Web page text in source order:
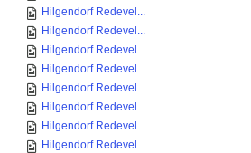
Hilgendorf Redevel...
Hilgendorf Redevel...
Hilgendorf Redevel...
Hilgendorf Redevel...
Hilgendorf Redevel...
Hilgendorf Redevel...
Hilgendorf Redevel...
Hilgendorf Redevel...